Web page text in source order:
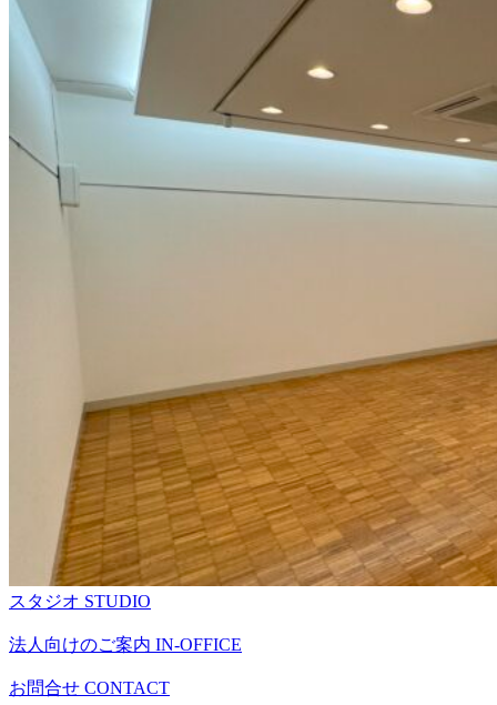
スタジオ STUDIO
法人向けのご案内 IN-OFFICE
お問合せ CONTACT